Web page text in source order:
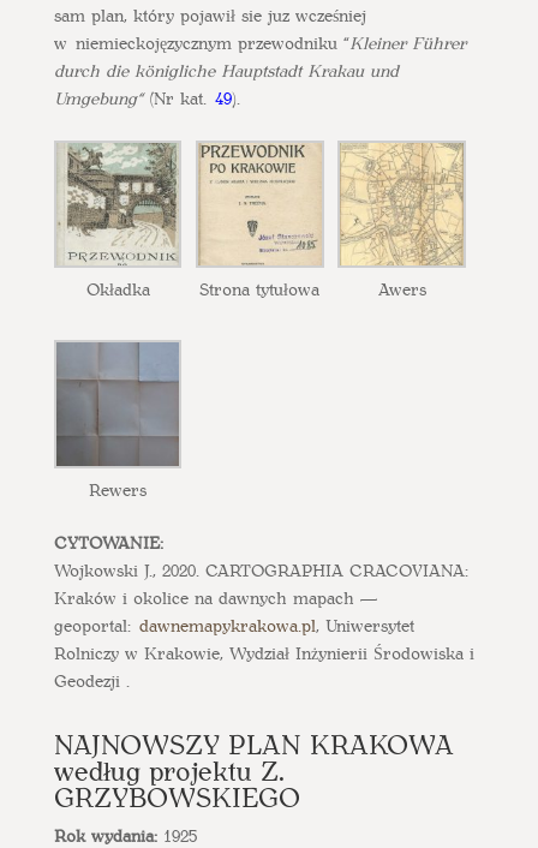
sam plan, który pojawił sie juz wcześniej
w niemieckojęzycznym przewodniku “Kleiner Führer
durch die königliche Hauptstadt Krakau und
Umgebung“ (Nr kat. 49).
Okładka Strona tytułowa Awers
Rewers
CYTOWANIE:
Wojkowski J., 2020. CARTOGRAPHIA CRACOVIANA:
Kraków i okolice na dawnych mapach —
geoportal: dawnemapykrakowa.pl, Uniwersytet
Rolniczy w Krakowie, Wydział Inżynierii Środowiska i
Geodezji .
NAJNOWSZY PLAN KRAKOWA
według projektu Z.
GRZYBOWSKIEGO
Rok wydania:1925